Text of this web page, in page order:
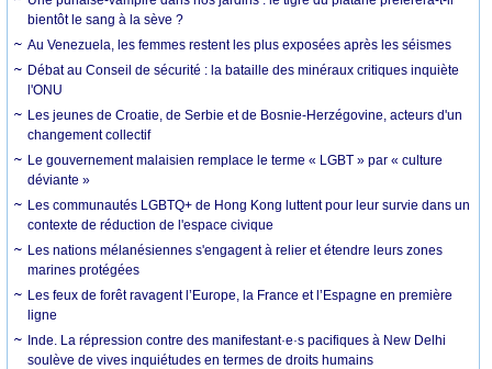
bientôt le sang à la sève ?
Au Venezuela, les femmes restent les plus exposées après les séismes
Débat au Conseil de sécurité : la bataille des minéraux critiques inquiète
l'ONU
Les jeunes de Croatie, de Serbie et de Bosnie-Herzégovine, acteurs d'un
changement collectif
Le gouvernement malaisien remplace le terme « LGBT » par « culture
déviante »
Les communautés LGBTQ+ de Hong Kong luttent pour leur survie dans un
contexte de réduction de l'espace civique
Les nations mélanésiennes s'engagent à relier et étendre leurs zones
marines protégées
Les feux de forêt ravagent l’Europe, la France et l’Espagne en première
ligne
Inde. La répression contre des manifestant·e·s pacifiques à New Delhi
soulève de vives inquiétudes en termes de droits humains